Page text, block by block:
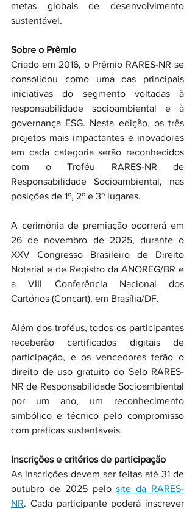
metas globais de desenvolvimento
sustentável.
Sobre o Prêmio
Criado em 2016, o Prêmio RARES-NR se
consolidou como uma das principais
iniciativas do segmento voltadas à
responsabilidade socioambiental e à
governança ESG. Nesta edição, os três
projetos mais impactantes e inovadores
em cada categoria serão reconhecidos
com o Troféu RARES-NR de
Responsabilidade Socioambiental, nas
posições de 1º, 2º e 3º lugares.
A cerimônia de premiação ocorrerá em
26 de novembro de 2025, durante o
XXV Congresso Brasileiro de Direito
Notarial e de Registro da ANOREG/BR e
a VIII Conferência Nacional dos
Cartórios (Concart), em Brasília/DF.
Além dos troféus, todos os participantes
receberão certificados digitais de
participação, e os vencedores terão o
direito de uso gratuito do Selo RARES-
NR de Responsabilidade Socioambiental
por um ano, um reconhecimento
simbólico e técnico pelo compromisso
com práticas sustentáveis.
Inscrições e critérios de participação
As inscrições devem ser feitas até 31 de
outubro de 2025 pelo site da RARES-
NR. Cada participante poderá inscrever